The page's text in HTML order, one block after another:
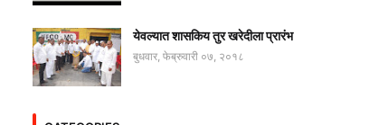
येवल्यात शासकिय तुर खरेदीला प्रारंभ
बुधवार, फेब्रुवारी ०७, २०१८